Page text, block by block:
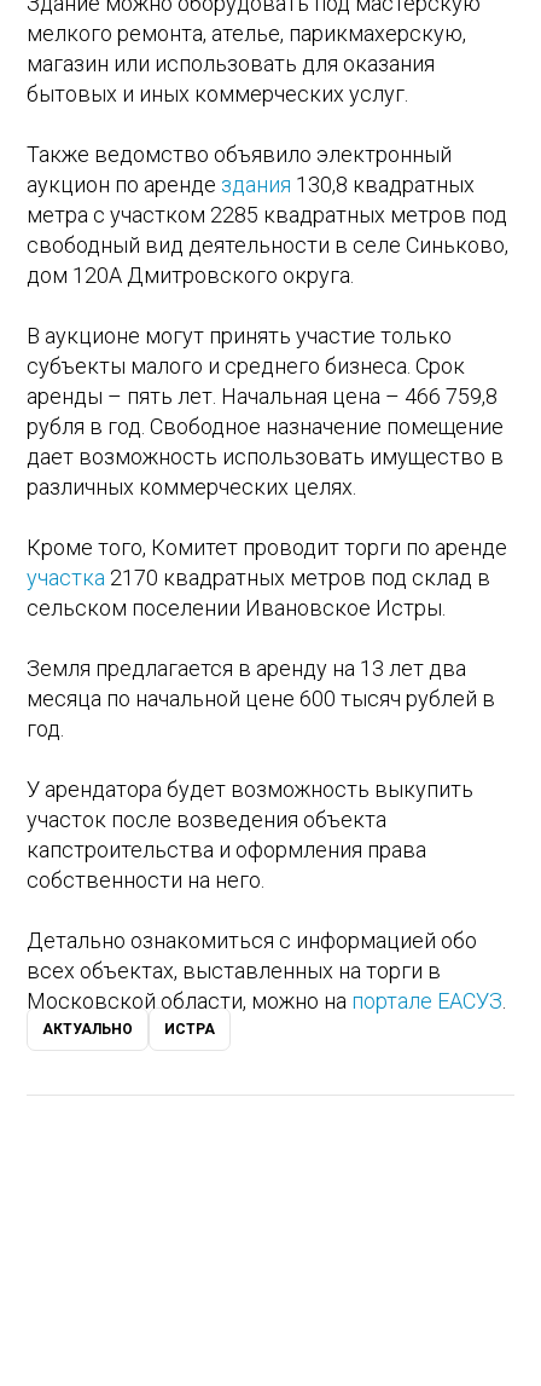
мелкого ремонта, ателье, парикмахерскую,
магазин или использовать для оказания
бытовых и иных коммерческих услуг.
Также ведомство объявило электронный
аукцион по аренде здания 130,8 квадратных
метра с участком 2285 квадратных метров под
свободный вид деятельности в селе Синьково,
дом 120А Дмитровского округа.
В аукционе могут принять участие только
субъекты малого и среднего бизнеса. Срок
аренды – пять лет. Начальная цена – 466 759,8
рубля в год. Свободное назначение помещение
дает возможность использовать имущество в
различных коммерческих целях.
Кроме того, Комитет проводит торги по аренде
участка 2170 квадратных метров под склад в
сельском поселении Ивановское Истры.
Земля предлагается в аренду на 13 лет два
месяца по начальной цене 600 тысяч рублей в
год.
У арендатора будет возможность выкупить
участок после возведения объекта
капстроительства и оформления права
собственности на него.
Детально ознакомиться с информацией обо
всех объектах, выставленных на торги в
Московской области, можно на портале ЕАСУЗ
АКТУАЛЬНО ИСТРА